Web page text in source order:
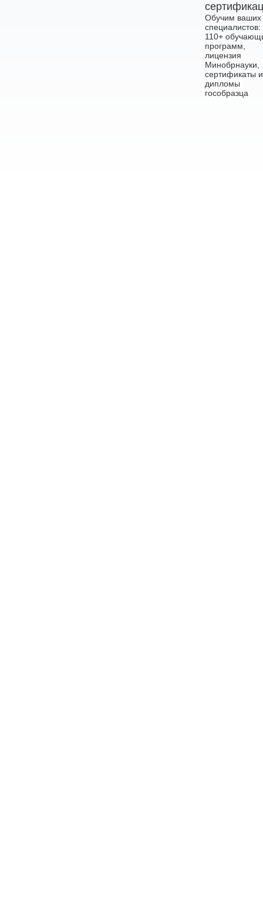
Обучим ваших
специалистов:
110+
программ,
лицензия
Минобрнауки,
сертификаты и
дипломы
гособразца